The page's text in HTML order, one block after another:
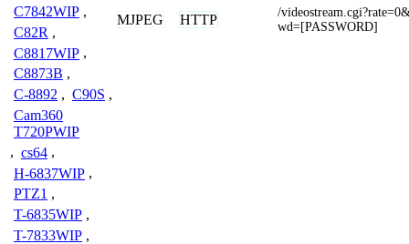
C7842WIP ,
C82R ,
C8817WIP ,
C8873B ,
C-8892 , C90S ,
Cam360
T720PWIP
, cs64 ,
H-6837WIP ,
PTZ1 ,
T-6835WIP ,
T-7833WIP ,
MJPEG HTTP
/
wd=[PASSWORD]